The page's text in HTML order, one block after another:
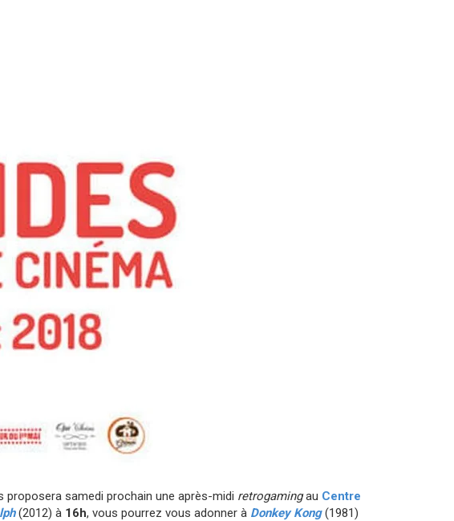
proposera samedi prochain une après-midi retrogamingau Centre
(2012) à 16h, vous pourrez vous adonner à Donkey Kong(1981)